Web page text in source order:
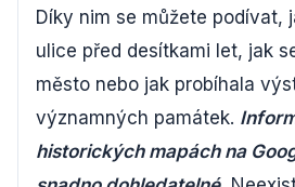
Díky nim se můžete podívat,
ulice před desítkami let, jak
město nebo jak probíhala
významných památek.
historických mapách na